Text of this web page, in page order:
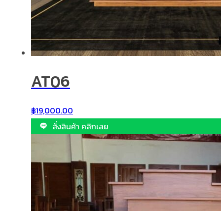
AT06
฿19,000.00
สั่งสินค้า คลิกเลย